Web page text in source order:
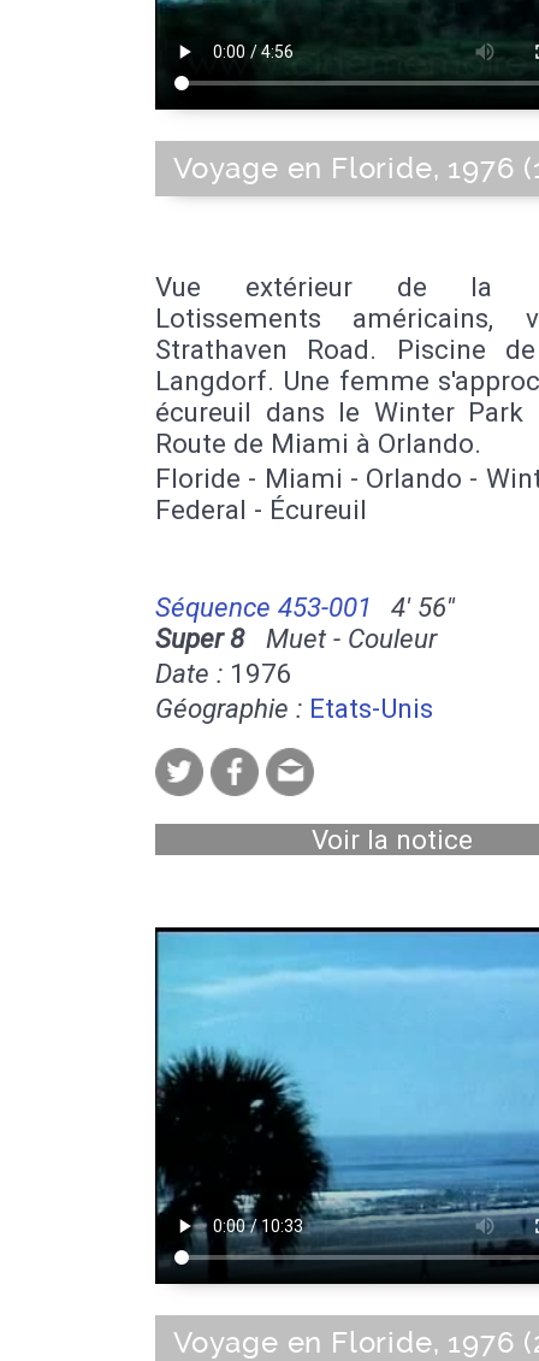
Voyage en Floride, 1976
Vue extérieur de la
Lotissements américains,
Strathaven Road. Piscine
Langdorf. Une femme
écureuil dans le Winter Park
Route de Miami à Orlando.
Floride - Miami - Orlando -
Federal - Écureuil
Séquence 453-001
4' 56''
Super 8Muet - Couleur
Date : 1976
Géographie : Etats-Unis
Voir la notice
Voyage en Floride, 1976